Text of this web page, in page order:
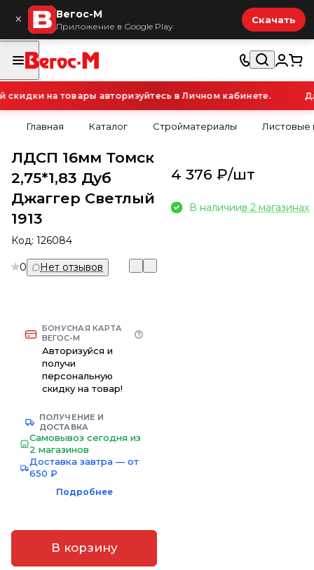
× Вегос-М
Приложение в Google Play
Скачать
на товары авторизуйтесь в Личном кабинете.
Главная Каталог Стройматериалы Листовые
ЛДСП 16мм Томск
2,75*1,83 Дуб
Джаггер Светлый
1913
Код: 126084
0 Нет отзывов
БОНУСНАЯ КАРТА
ВЕГОС-М
Авторизуйся и
получи
персональную
скидку на товар!
ПОЛУЧЕНИЕ И
ДОСТАВКА
Самовывоз сегодня из
2 магазинов
Доставка завтра — от
650 ₽
Подробнее
В корзину
4 376 ₽/шт
В наличиив 2 магазинах